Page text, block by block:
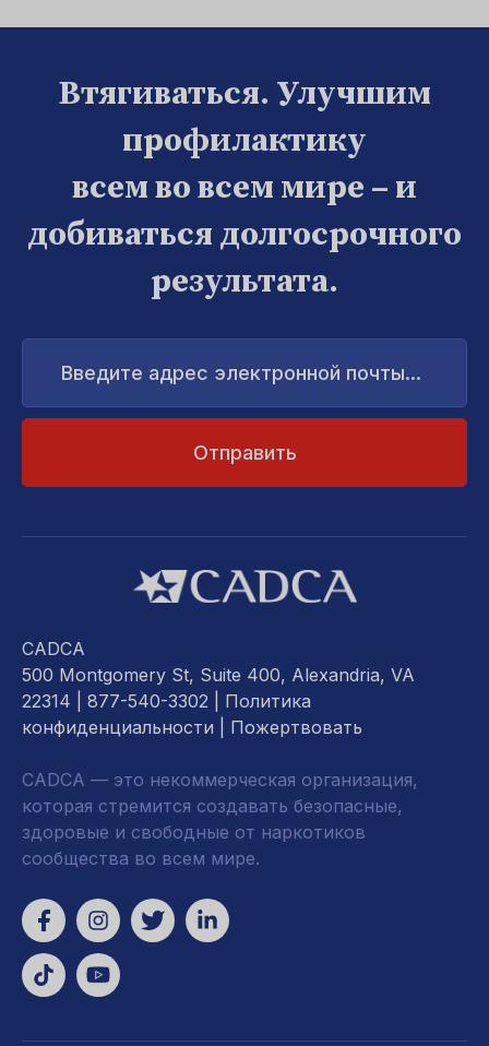
Втягиваться. Улучшим
профилактику
всем во всем мире – и
добиваться долгосрочного
результата.
Введите
адрес
электронной
CADCA
500 Montgomery St, Suite 400, Alexandria, VA
22314 | 877-540-3302 | Политика
конфиденциальности
Пожертвовать
CADCA — это некоммерческая организация,
которая стремится создавать безопасные,
здоровые и свободные от наркотиков
сообщества во всем мире.